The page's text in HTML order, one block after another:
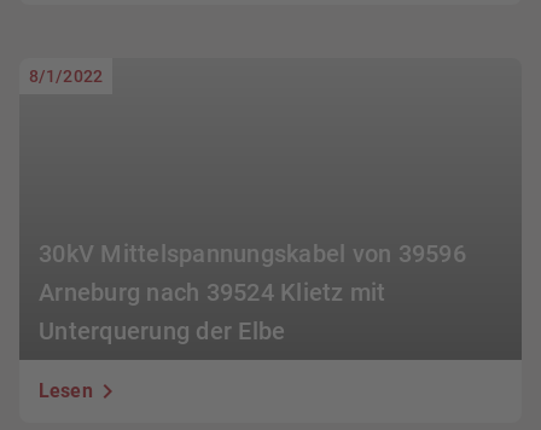
30kV Mittelspannungskabel von 39596
Arneburg nach 39524 Klietz mit
Unterquerung der Elbe
8/1/2022
Lesen